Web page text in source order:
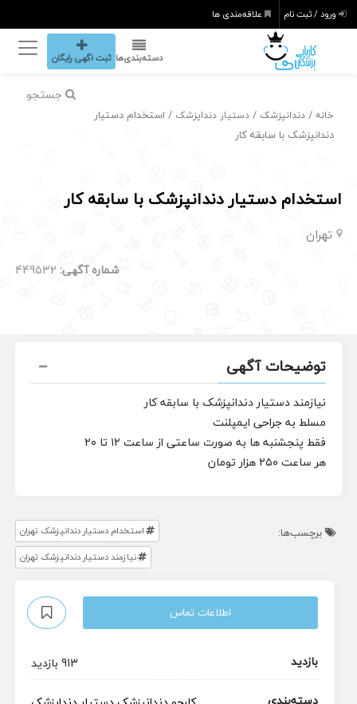
ورود / ثبت نام علاقه‌مندی ها
دسته‌بندی‌ها ثبت اگهی رایگان
جستجو
خانه /دندانپزشک /دستیار دنداپزشک / استخدام دستیار
دندانپزشک با سابقه کار
استخدام دستیار دندانپزشک با سابقه کار
تهران
شماره آگهی: 449532
توضیحات آگهی
نیازمند دستیار دندانپزشک با سابقه کار
مسلط به جراحی ایمپلنت
فقط پنجشنبه ها به صورت ساعتی از ساعت ۱۲ تا ۲۰
هر ساعت ۲۵۰ هزار تومان
برچسب‌ها:
استخدام دستیار دندانپزشک تهران
نیازمند دستیار دندانپزشک تهران
اطلاعات تماس
بازدید
913 بازدید